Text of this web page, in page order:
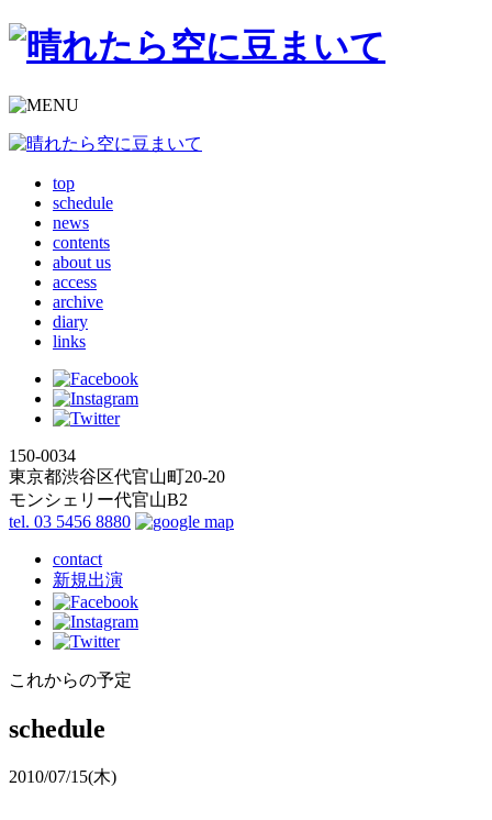
top
schedule
news
contents
about us
access
archive
diary
links
150-0034
東京都渋谷区代官山町20-20
モンシェリー代官山B2
tel. 03 5456 8880
contact
新規出演
これからの予定
schedule
2010/07/15(木)